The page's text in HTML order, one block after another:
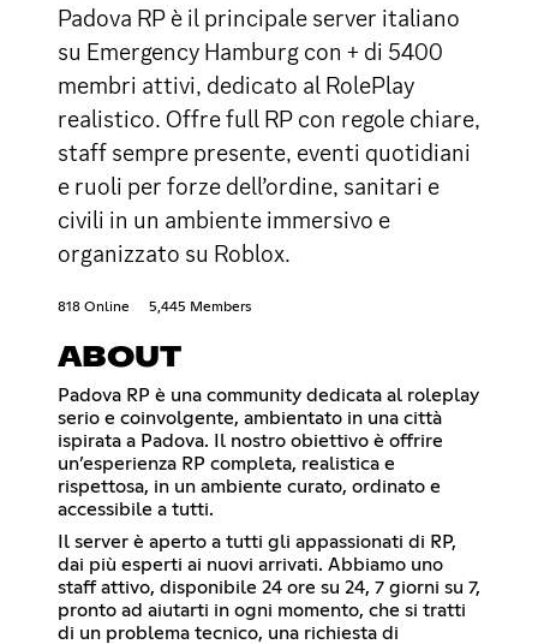
Padova RP è il principale server italiano
su Emergency Hamburg con + di 5400
membri attivi, dedicato al RolePlay
realistico. Offre full RP con regole chiare,
staff sempre presente, eventi quotidiani
e ruoli per forze dell’ordine, sanitari e
civili in un ambiente immersivo e
organizzato su Roblox.
818 Online 5,445 Members
ABOUT
Padova RP è una community dedicata al roleplay
serio e coinvolgente, ambientato in una città
ispirata a Padova. Il nostro obiettivo è offrire
un’esperienza RP completa, realistica e
rispettosa, in un ambiente curato, ordinato e
accessibile a tutti.
Il server è aperto a tutti gli appassionati di RP,
dai più esperti ai nuovi arrivati. Abbiamo uno
staff attivo, disponibile 24 ore su 24, 7 giorni su 7,
pronto ad aiutarti in ogni momento, che si tratti
di un problema tecnico, una richiesta di